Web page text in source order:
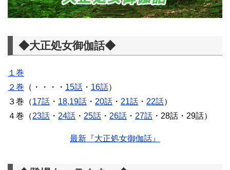
◆大正処女御伽話◆
１巻
２巻 （・・・・ 15話 ・ 16話）
３巻（17話 ・ 18,19話 ・ 20話 ・ 21話 ・ 22話）
４巻（23話 ・ 24話 ・ 25話 ・ 26話 ・ 27話 ・28話・29話）
最新『大正処女御伽話』